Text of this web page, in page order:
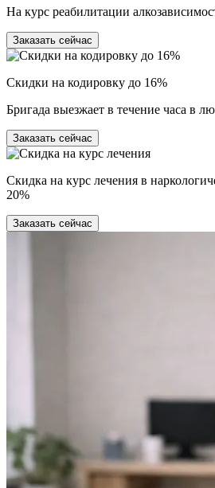
На курс реабилитации
Заказать сейчас
Скидки на кодировку до 16%
Бригада выезжает в течение часа в
Заказать сейчас
Скидка на курс лечения в
20%
Заказать сейчас